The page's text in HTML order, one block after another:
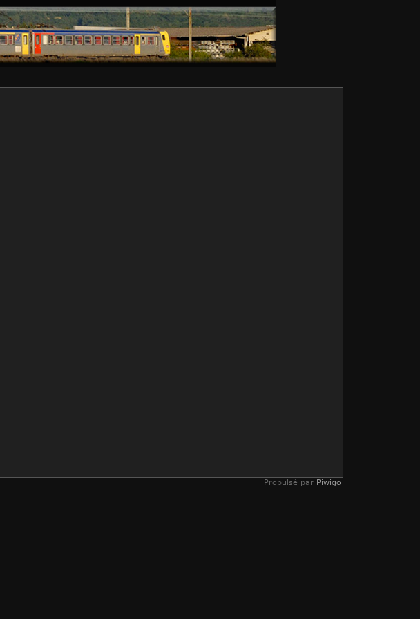
Propulsé par Piwigo